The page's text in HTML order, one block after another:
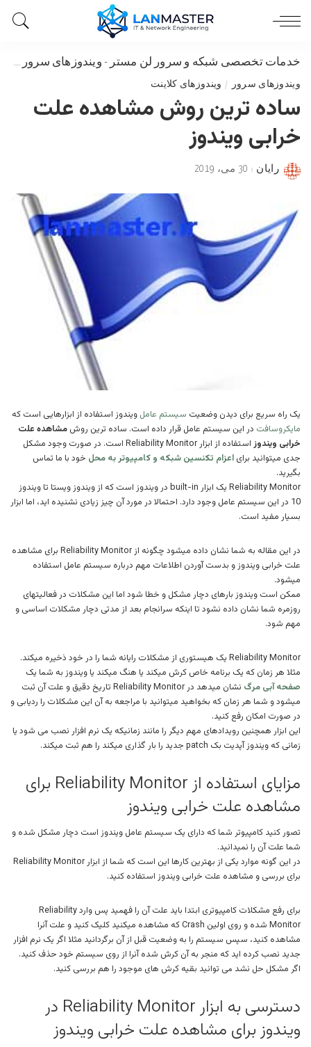
خدمات تخصصی شبکه و سرور لن مستر - ویندوزهای سرور
ویندوزهای سرور ویندوزهای کلاینت
ساده ترین روش مشاهده علت
خرابی ویندوز
Posted
رایان 30 می، 2019
یک راه سریع برای دیدن وضعیت سیستم عامل ویندوز استفاده از ابزارهایی است که
مایکروسافت در این سیستم عامل قرار داده است. ساده ترین روش مشاهده علت
خرابی ویندوز
استفاده از ابزار Reliability Monitor است. در صورت وجود مشکل
جدی میتوانید برای اعزام تکنسین شبکه و کامپیوتر به محل خود با ما تماس
بگیرید.
Reliability Monitor یک ابزار built-in در ویندوز است که از ویندوز ویستا تا ویندوز
10 در این سیستم عامل وجود دارد. احتمالا در مورد آن چیز زیادی نشنیده اید، اما ابزار
بسیار مفید است.
در این مقاله به شما نشان داده میشود چگونه از Reliability Monitor برای مشاهده
علت خرابی ویندوز و بدست آوردن اطلاعات مهم درباره سیستم عامل استفاده
میشود.
ممکن است ویندوز بارهای دچار مشکل و خطا شود اما این مشکلات در فعالیتهای
روزمره شما نشان داده نشود تا اینکه سرانجام بعد از مدتی دچار مشکلات اساسی و
مهم شود.
Reliability Monitor یک هیستوری از مشکلات رایانه شما را در خود ذخیره میکند.
مثلا هر زمان که یک برنامه خاص کرش میکند یا هنگ میکند یا ویندوز به شما یک
صفحه آبی مرگ
نشان میدهد در Reliability Monitor تاریخ دقیق و علت آن ثبت
میشود و شما هر زمان که بخواهید میتوانید با مراجعه به آن این مشکلات را ردیابی و
در صورت امکان رفع کنید.
این ابزار همچنین رویدادهای مهم دیگر را مانند زمانیکه یک نرم افزار نصب می شود یا
زمانی که ویندوز آپدیت بک patch جدید را بار گذاری میکند را هم ثبت میکند.
مزایای استفاده از Reliability Monitor برای
مشاهده علت خرابی ویندوز
تصور کنید کامپیوتر شما که دارای یک سیستم عامل ویندوز است دچار مشکل شده و
شما علت آن را نمیدانید.
در این گونه موارد یکی از بهترین کارها این است که شما از ابزار Reliability Monitor
برای بررسی و مشاهده علت خرابی ویندوز استفاده کنید.
برای رفع مشکلات کامپیوتری ابتدا باید علت آن را فهمید پس وارد Reliability
Monitor شده و روی اولین Crash که مشاهده میکنید کلیک کنید و علت آنرا
مشاهده کنید، سپس سیستم را به وضعیت قبل از آن برگردانید مثلا اگر یک نرم افزار
جدید نصب کرده اید که منجر به آن کرش شده آنرا از روی سیستم خود حذف کنید.
اگر مشکل حل نشد می توانید بقیه کرش های موجود را هم بررسی کنید.
دسترسی به ابزار Reliability Monitor در
ویندوز برای مشاهده علت خرابی ویندوز